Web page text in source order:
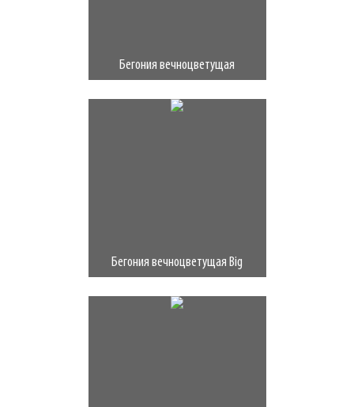
Бегония вечноцветущая
Бегония вечноцветущая Big